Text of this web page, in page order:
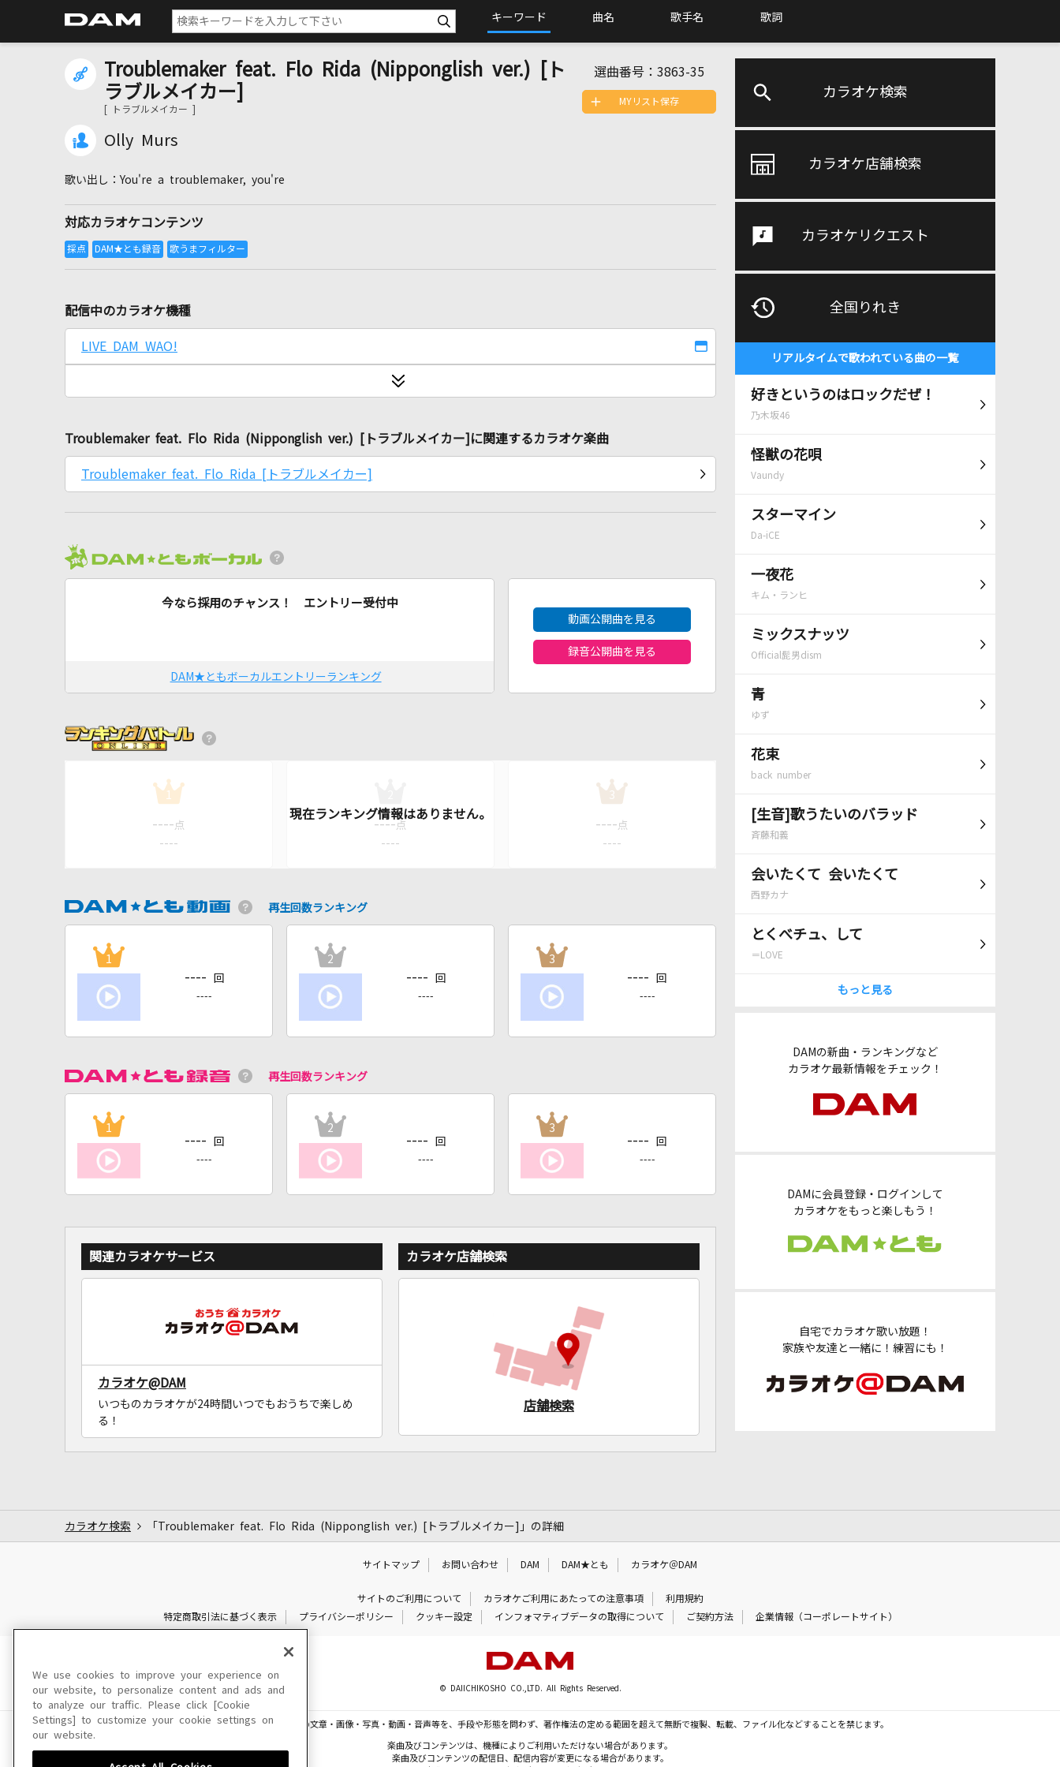
キーワード 曲名 歌手名 歌詞
カラオケ検索
カラオケ店舗検索
カラオケリクエスト
全国りれき
リアルタイムで歌われている曲の一覧
好きというのはロックだぜ！
乃木坂46
怪獣の花唄
Vaundy
スターマイン
Da-iCE
一夜花
キム・ランヒ
ミックスナッツ
Official髭男dism
青
ゆず
花束
back number
[生音]歌うたいのバラッド
斉藤和義
会いたくて 会いたくて
西野カナ
とくべチュ、して
＝LOVE
もっと見る
DAMの新曲・ランキングなど
カラオケ最新情報をチェック！
DAMに会員登録・ログインして
カラオケをもっと楽しもう！
自宅でカラオケ歌い放題！
家族や友達と一緒に！練習にも！
Troublemaker feat. Flo Rida (Nipponglish ver.) [ト
ラブルメイカー]
[ トラブルメイカー ]
Olly Murs
選曲番号： 3863-35
You're a troublemaker, you're
対応カラオケコンテンツ
MYリスト保存
配信中のカラオケ機種
LIVE DAM WAO!
Troublemaker feat. Flo Rida (Nipponglish ver.) [トラブルメイカー]に関連するカラオケ楽曲
Troublemaker feat. Flo Rida [トラブルメイカー]
今なら採用のチャンス！ エントリー受付中
DAM★ともボーカルエントリーランキング
動画公開曲を見る
録音公開曲を見る
1
---- 点
----
---- 点
----
3
---- 点
----
再生回数ランキング
1
---- 回
----
2
---- 回
----
3
---- 回
----
再生回数ランキング
1
---- 回
----
2
---- 回
----
3
---- 回
----
関連カラオケサービス
カラオケ@DAM
いつものカラオケが24時間いつでもおうちで楽しめ
る！
カラオケ店舗検索
店舗検索
カラオケ検索 「Troublemaker feat. Flo Rida (Nipponglish ver.) [トラブルメイカー]」の詳細
サイトマップ お問い合わせ DAM DAM★とも カラオケ＠DAM
サイトのご利用について カラオケご利用にあたっての注意事項
利用規約
特定商取引法に基づく表示
プライバシーポリシー クッキー設定 インフォマティブデータの取得について ご契約方法 企業情報（コーポレートサイト）
© DAIICHIKOSHO CO.,LTD. All Rights Reserved.
このサイトに掲載されている一切の文章・画像・写真・動画・音声等を、手段や形態を問わず、著作権法の定める範囲を超えて無断で複製、転載、ファイル化などすることを禁じます。
楽曲及びコンテンツは、機種によりご利用いただけない場合があります。
楽曲及びコンテンツの配信日、配信内容が変更になる場合があります。
We use cookies to improve your experience on
our website, to personalize content and ads and
to analyze our traffic. Please click [Cookie
Settings] to customize your cookie settings on
our website.